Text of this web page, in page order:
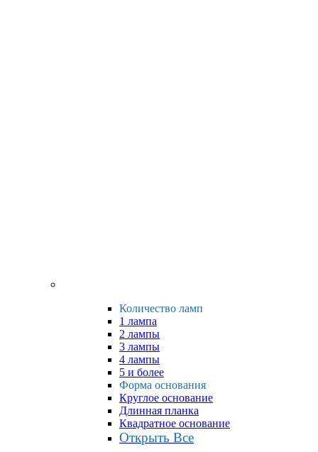
Количество ламп
1 лампа
2 лампы
3 лампы
4 лампы
5 и более
Форма основания
Круглое основание
Длинная планка
Квадратное основание
Открыть Все